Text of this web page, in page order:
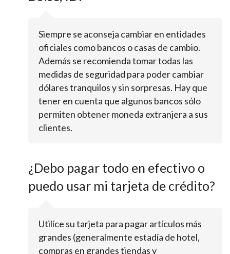
Siempre se aconseja cambiar en entidades
oficiales como bancos o casas de cambio.
Además se recomienda tomar todas las
medidas de seguridad para poder cambiar
dólares tranquilos y sin sorpresas. Hay que
tener en cuenta que algunos bancos sólo
permiten obtener moneda extranjera a sus
clientes.
¿Debo pagar todo en efectivo o
puedo usar mi tarjeta de crédito?
Utilíce su tarjeta para pagar artículos más
grandes (generalmente estadía de hotel,
compras en grandes tiendas y